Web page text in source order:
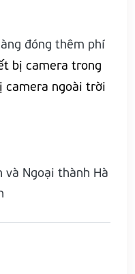
đóng thêm phí
bị camera trong
ngoài trời
Ngoại thành Hà